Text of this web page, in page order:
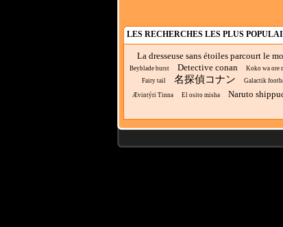
LES RECHERCHES LES PLUS
La dresseuse sans étoiles parcourt le
Beyblade burst Detective conan Koko wa ore
Fairy tail
名探偵コナン Galactik
Ævintýri Tinna El osito misha Naruto